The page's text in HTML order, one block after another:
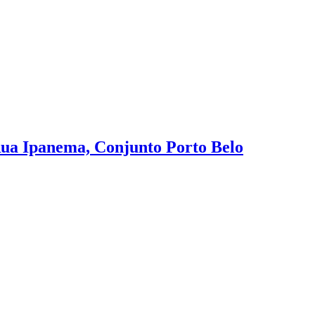
Ipanema, Conjunto Porto Belo